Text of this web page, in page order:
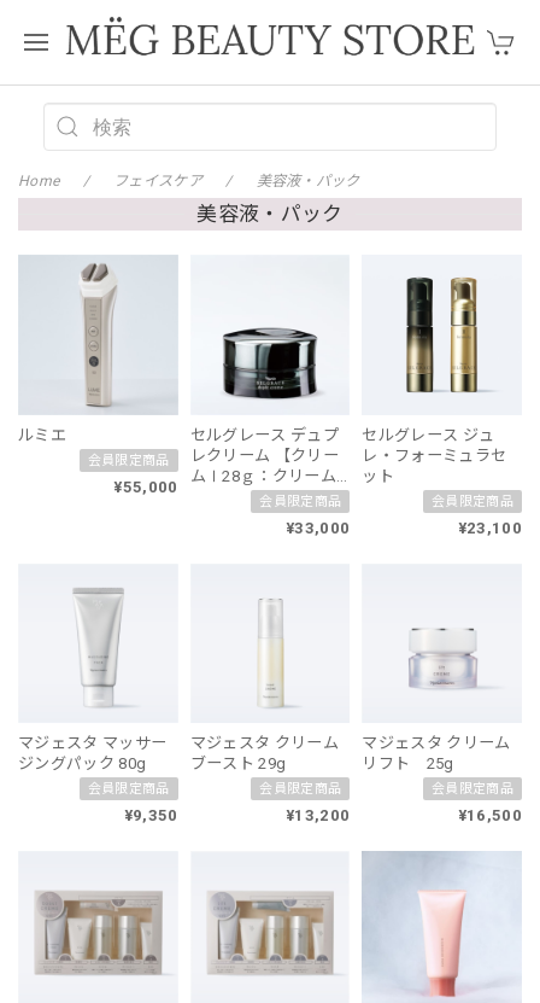
Home フェイスケア 美容液・パック
美容液・パック
ルミエ
会員限定商品
¥55,000
セルグレース デュプ
レクリーム 【クリー
ムⅠ28ｇ：クリーム
Ⅱ14ｇ】 会員限定商品
¥33,000
セルグレース ジュ
レ・フォーミュラセ
ット
会員限定商品
¥23,100
マジェスタ マッサー
ジングパック 80g
会員限定商品
¥9,350
マジェスタ クリーム
ブースト 29g
会員限定商品
¥13,200
マジェスタ クリーム
リフト 25g
会員限定商品
¥16,500